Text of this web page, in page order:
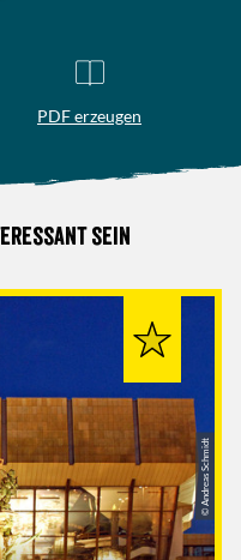
PDF erzeugen
sein
© Andreas Schmidt